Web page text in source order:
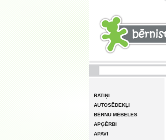
RATIŅI
AUTOSĒDEKĻI
BĒRNU MĒBELES
APĢĒRBI
APAVI